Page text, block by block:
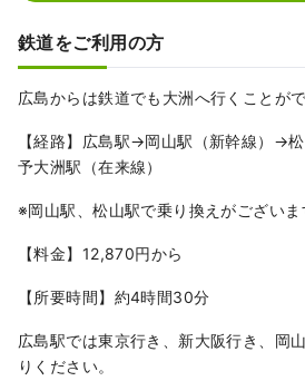
鉄道をご利用の方
広島からは鉄道でも大洲へ行くことがで
【経路】広島駅→岡山駅（新幹線）→
予大洲駅（在来線）
※岡山駅、松山駅で乗り換えがございま
【料金】12,870円から
【所要時間】約4時間30分
広島駅では東京行き、新大阪行き、岡
りください。